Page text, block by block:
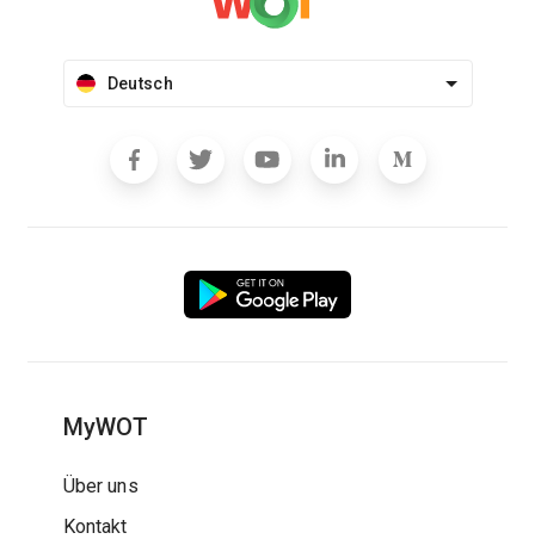
Deutsch
MyWOT
Über uns
Kontakt